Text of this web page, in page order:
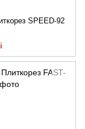
SPEED-92